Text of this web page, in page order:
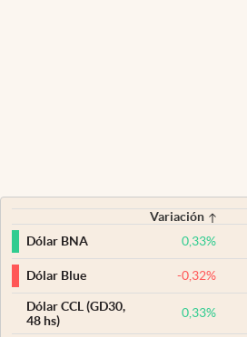
Variación
Dólar BNA
0,33%
Dólar Blue -0,32%
Dólar CCL (GD30,
48 hs)
0,33%